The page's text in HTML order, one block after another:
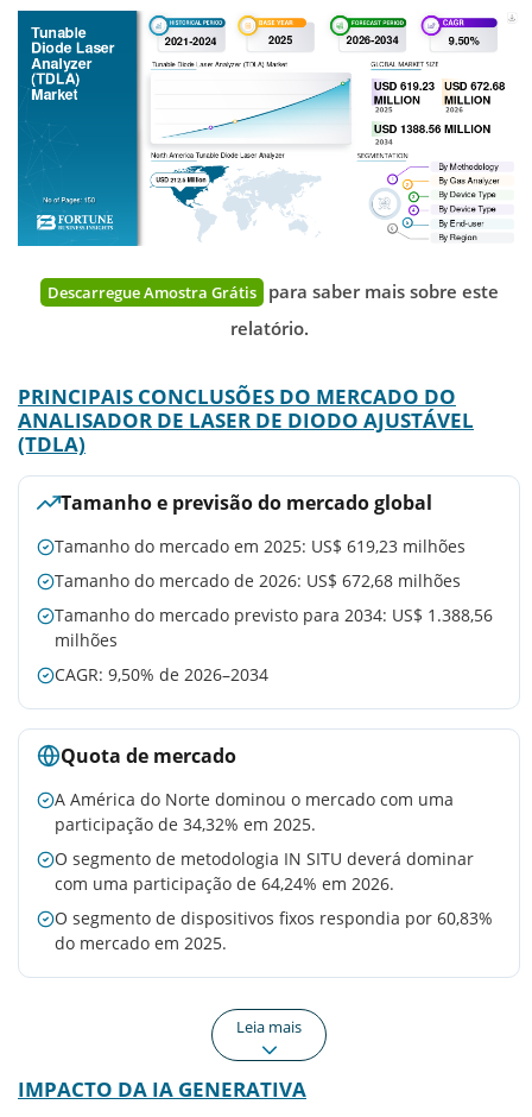
Descarregue Amostra Grátis para saber mais sobre este
relatório.
PRINCIPAIS CONCLUSÕES DO MERCADO DO
ANALISADOR DE LASER DE DIODO AJUSTÁVEL
(TDLA)
Tamanho e previsão do mercado global
Tamanho do mercado em 2025: US$ 619,23 milhões
Tamanho do mercado de 2026: US$ 672,68 milhões
Tamanho do mercado previsto para 2034: US$ 1.388,56
milhões
CAGR: 9,50% de 2026–2034
Quota de mercado
A América do Norte dominou o mercado com uma
participação de 34,32% em 2025.
O segmento de metodologia IN SITU deverá dominar
com uma participação de 64,24% em 2026.
O segmento de dispositivos fixos respondia por 60,83%
do mercado em 2025.
América do Norte Ásia-Pacífico
Leia mais
IMPACTO DA IA ​​GENERATIVA